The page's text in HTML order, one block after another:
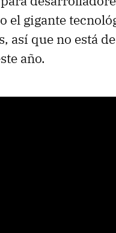
el gigante
que no está
año.